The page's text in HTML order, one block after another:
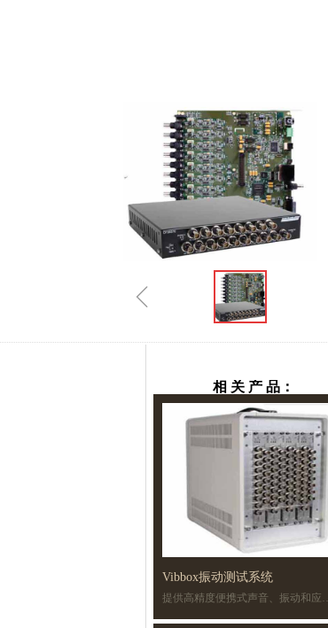
ꁆ
Vibbox振动测试系统
提供高精度便携式
相 关 产 品：